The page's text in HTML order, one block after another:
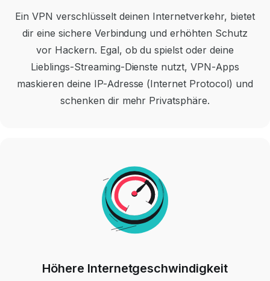
Ein VPN verschlüsselt deinen Internetverkehr, bietet
dir eine sichere Verbindung und erhöhten Schutz
vor Hackern. Egal, ob du spielst oder deine
Lieblings-Streaming-Dienste nutzt, VPN-Apps
maskieren deine IP-Adresse (Internet Protocol) und
schenken dir mehr Privatsphäre.
Höhere Internetgeschwindigkeit